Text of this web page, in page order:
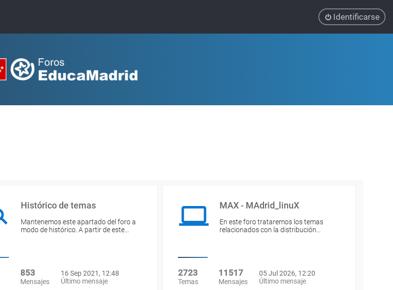
Identificarse
Histórico de temas
Mantenemos este apartado del foro a
modo de histórico. A partir de este…
853
Mensajes
16 Sep 2021, 12:48
Último mensaje
MAX - MAdrid_linuX
En este foro trataremos los temas
relacionados con la distribución…
2723
Temas
11517
Mensajes
05 Jul 2026, 12:20
Último mensaje